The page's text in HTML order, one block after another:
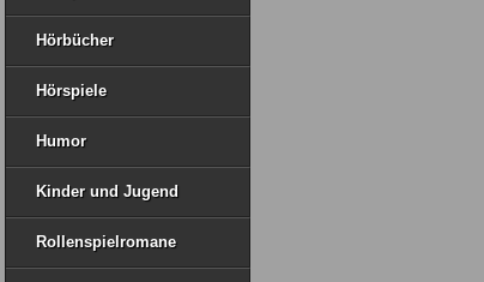
Hörbücher
Hörspiele
Humor
Kinder und Jugend
Rollenspielromane